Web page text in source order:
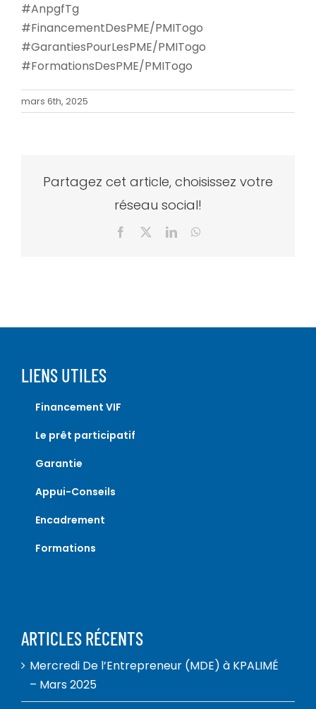
#AnpgfTg
#FinancementDesPME/PMITogo
#GarantiesPourLesPME/PMITogo
#FormationsDesPME/PMITogo
mars 6th, 2025
Partagez cet article, choisissez votre
réseau social!
Facebook LinkedIn
LIENS UTILES
Financement VIF
Le prêt participatif
Garantie
Appui-Conseils
Encadrement
Formations
ARTICLES RÉCENTS
Mercredi De l’Entrepreneur (MDE) à KPALIMÉ
– Mars 2025